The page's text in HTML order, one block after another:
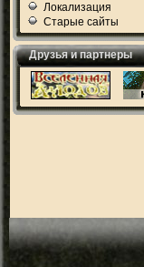
Локализация
Старые сайты
Друзья и партнеры